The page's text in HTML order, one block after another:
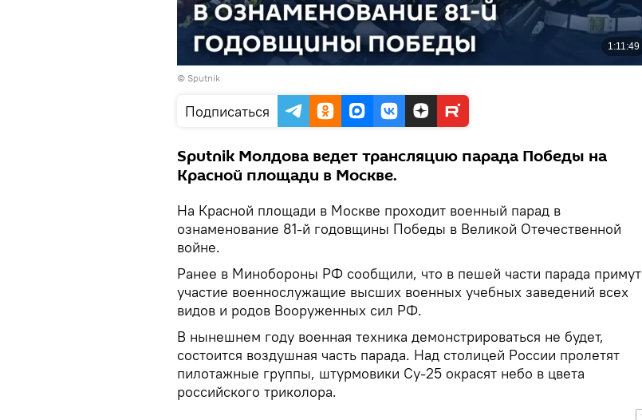
© Sputnik
Подписаться
Sputnik Молдова ведет трансляцию парада Победы на
Красной площади в Москве.
На Красной площади в Москве проходит военный парад в
ознаменование 81-й годовщины Победы в Великой Отечественной
войне.
Ранее в Минобороны РФ сообщили, что в пешей части парада примут
участие военнослужащие высших военных учебных заведений всех
видов и родов Вооруженных сил РФ.
В нынешнем году военная техника демонстрироваться не будет,
состоится воздушная часть парада. Над столицей России пролетят
пилотажные группы, штурмовики Су-25 окрасят небо в цвета
российского триколора.